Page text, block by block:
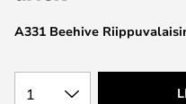
gallery
A331 Beehive
1